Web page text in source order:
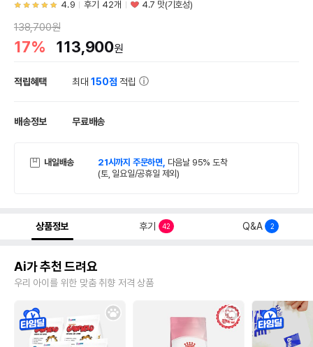
4.9 후기 42개 4.7 맛(기호성)
138,700원
17% 113,900원
적립혜택 최대150점 적립
배송정보 무료배송
내일배송 21시까지 주문하면, 다음날 95% 도착
(토, 일요일/공휴일 제외)
상품정보 후기 42 Q&A 2
Ai가 추천 드려요
우리 아이를 위한 맞춤 취향 저격 상품